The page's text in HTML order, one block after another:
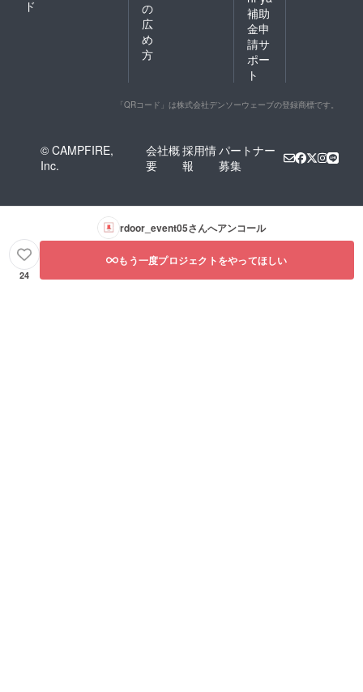
ド
の
広
め
方
補助
金申
請サ
ポー
ト
「QRコード」は株式会社デンソーウェーブの登録商標です。
© CAMPFIRE,
Inc.
会社概
要
採用情
報
パートナー
募集
rdoor_event05さんへアンコール
24
もう一度プロジェクトをやってほしい